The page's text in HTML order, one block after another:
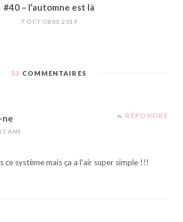
#40 – l’automne est là
7 OCTOBRE 2019
53 COMMENTAIRES
ne
ANS
RÉPONDRE
ce système mais ça a l’air super simple !!!